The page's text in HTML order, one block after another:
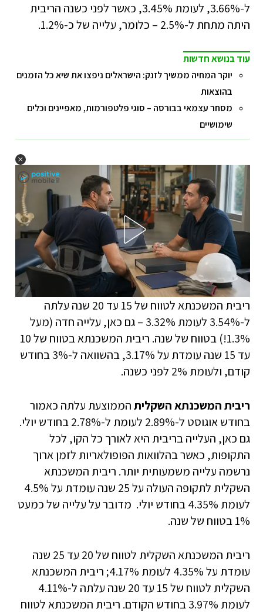
ל-3.66%, לעומת 3.45%, כאשר לפני כשנה הריבית
היתה מתחת ל-2.5% – כלומר, עלייה של כ-1.2%.
עוד בנושא חדשות
יוקר המחיה ממשיך לזנק: הישראלים ניפצו את שיא כל הזמנים
בהוצאות
מסחר עצמאי בבורסה – סוגי פלטפורמות, מאפיינים וכלים
שימושיים
ריבית המשכנתא לטווח של 15 עד 20 שנה עלתה
ל-3.54% לעומת 3.32% – גם כאן, עלייה חדה (מעל
1.3%!) בטווח של שנה. ריבית המשכנתא בטווח של 10
עד 15 שנה עומדת על 3.17%, בהשוואה ל-3% בחודש
קודם, ולעומת 2% לפני כשנה.
ריבית המשכנתא השקליתהממוצעת עלתה כאמור
בחודש אוגוסט ל-2.89% לעומת ל-2.78% בחודש יולי.
גם כאן, העלייה בריבית היא לאורך כל הקו, לכל
התקופות, כאשר בהלוואות הפופולאריות לזמן ארוך
נרשמה עלייה משמעותית יותר. ריבית המשכנתא
השקלית לתקופה העולה על 25 שנה עומדת על 4.5%
לעומת 4.35% בחודש יולי. מדובר על עלייה של כמעט
1% בטווח של שנה.
ריבית המשכנתא השקלית לטווח של 20 עד 25 שנה
עומדת על 4.35% לעומת 4.17%; ריבית המשכנתא
השקלית לטווח של 15 עד 20 שנה עלתה ל-4.11%
לעומת 3.97% בחודש הקודם. ריבית המשכנתא לטווח